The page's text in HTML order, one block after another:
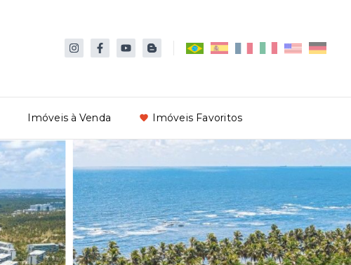
Imóveis à Venda Imóveis Favoritos